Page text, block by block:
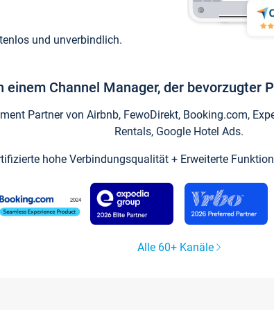
und unverbindlich.
einem Channel Manager, der bevorzugter
Partner von Airbnb, FewoDirekt, Booking.com,
Rentals, Google Hotel Ads.
hohe Verbindungsqualität + Erweiterte
Alle 60+ Kanäle